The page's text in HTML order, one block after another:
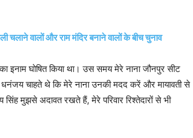
वालों और राम मंदिर बनाने वालों के बीच चुनाव
इनाम घोषित किया था। उस समय मेरे नाना जौनपुर सीट
चाहते थे कि मेरे नाना उनकी मदद करें और मायावती से
मुझसे अदावत रखते हैं, मेरे परिवार रिश्तेदारों से भी